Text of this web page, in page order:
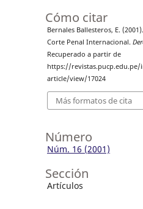
Cómo citar
Bernales Ballesteros, E.
Corte Penal Internacional.
Recuperado a partir de
https://
article/view/17024
Más formatos de cita
Número
Núm. 16 (2001)
Sección
Artículos